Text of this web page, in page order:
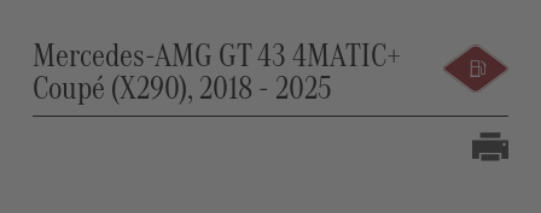
Mercedes-AMG GT 43 4MATIC+
Coupé (X290), 2018 - 2025